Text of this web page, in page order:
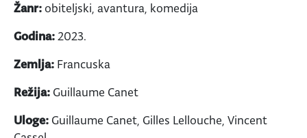
Žanr:obiteljski, avantura, komedija
Godina:2023.
Zemlja: Francuska
Režija: Guillaume Canet
Uloge: Guillaume Canet, Gilles Lellouche, Vincent